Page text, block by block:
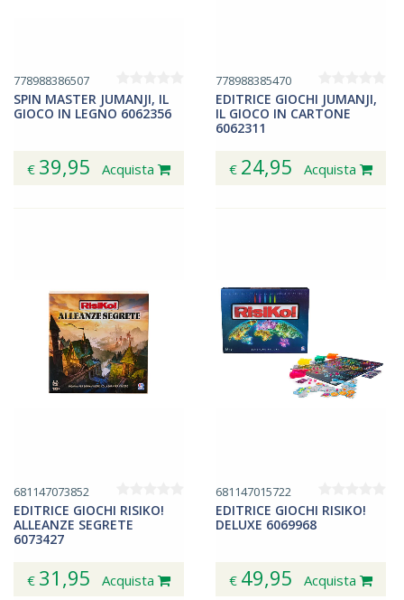
778988386507
SPIN MASTER JUMANJI, IL
GIOCO IN LEGNO 6062356
€ 39,95 Acquista
778988385470
EDITRICE GIOCHI JUMANJI,
IL GIOCO IN CARTONE
6062311
€ 24,95 Acquista
681147073852
EDITRICE GIOCHI RISIKO!
ALLEANZE SEGRETE
6073427
€ 31,95 Acquista
681147015722
EDITRICE GIOCHI RISIKO!
DELUXE 6069968
€ 49,95 Acquista